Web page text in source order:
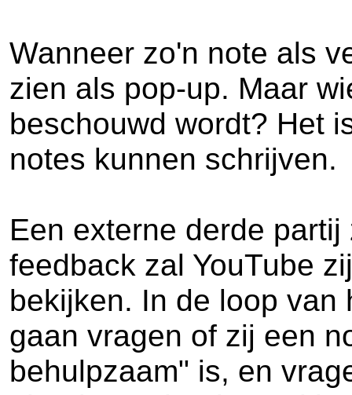
Wanneer zo'n note als
zien als pop-up. Maar
beschouwd wordt? Het
notes kunnen schrijven.
Een externe derde
feedback zal YouTube
bekijken. In de loop van
gaan vragen of zij een
behulpzaam" is, en